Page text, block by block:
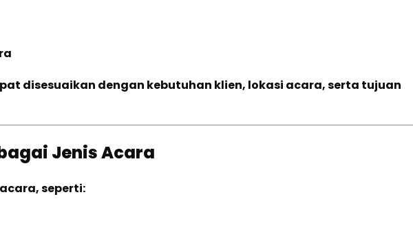
disesuaikan dengan kebutuhan klien, lokasi acara, serta tujuan
Jenis Acara
seperti: